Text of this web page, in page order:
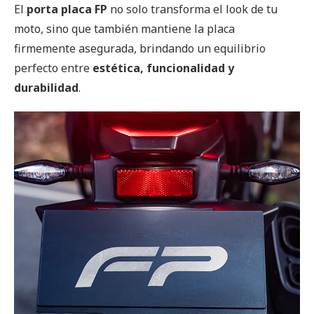
El porta placa FP no solo transforma el look de tu
moto, sino que también mantiene la placa
firmemente asegurada, brindando un equilibrio
perfecto entre estética, funcionalidad y
durabilidad.